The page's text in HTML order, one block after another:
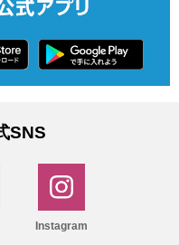
SNS
Instagram